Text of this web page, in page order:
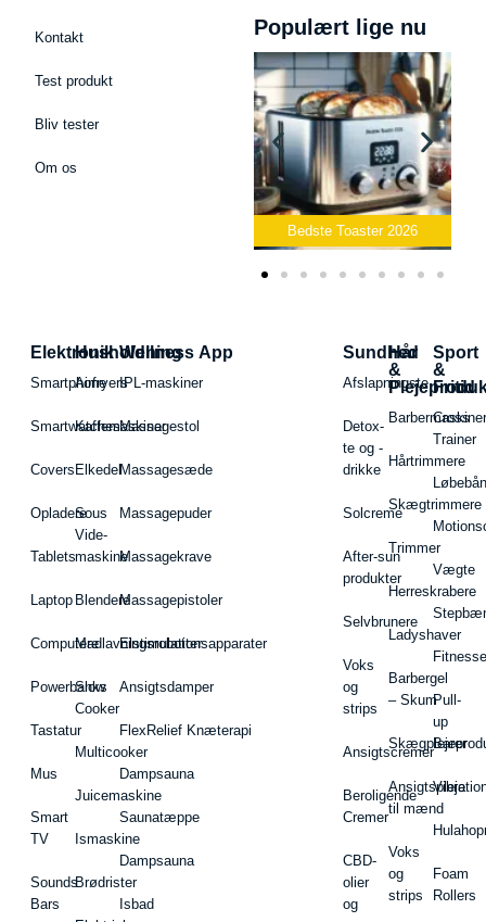
Kontakt
Test produkt
Bliv tester
Om os
Populært lige nu
Bedste Toaster 2026
Elektronik
Smartphone
Smartwatches
Covers
Opladere
Tablets
Laptop
Computere
Powerbanks
Tastatur
Mus
Smart
TV
Sounds
Bars
Husholdning
Airfryers
Kaffemaskiner
Elkedel
Sous
Vide-
maskine
Blendere
Madlavningsrobotter
Slow
Cooker
Multicooker
Juicemaskine
Ismaskine
Brødrister
Wellness App
IPL-maskiner
Massagestol
Massagesæde
Massagepuder
Massagekrave
Massagepistoler
Elstimulationsapparater
Ansigtsdamper
FlexRelief Knæterapi
Dampsauna
Saunatæppe
Dampsauna
Isbad
Sundhed
Afslapningste
Detox-
te og -
drikke
Solcreme
After-sun
produkter
Selvbrunere
Voks
og
strips
Ansigtscremer
Beroligende
Cremer
CBD-
olier
og
Hår
&
Hårtrimmere
Skægtrimmere
Trimmer
Herreskrabere
Ladyshaver
Barbergel
– Skum
Ansigtspleje
til mænd
Voks
og
strips
Sport
&
Fritid
Cross
Trainer
Vægte
Pull-
up
Barer
Foam
Rollers